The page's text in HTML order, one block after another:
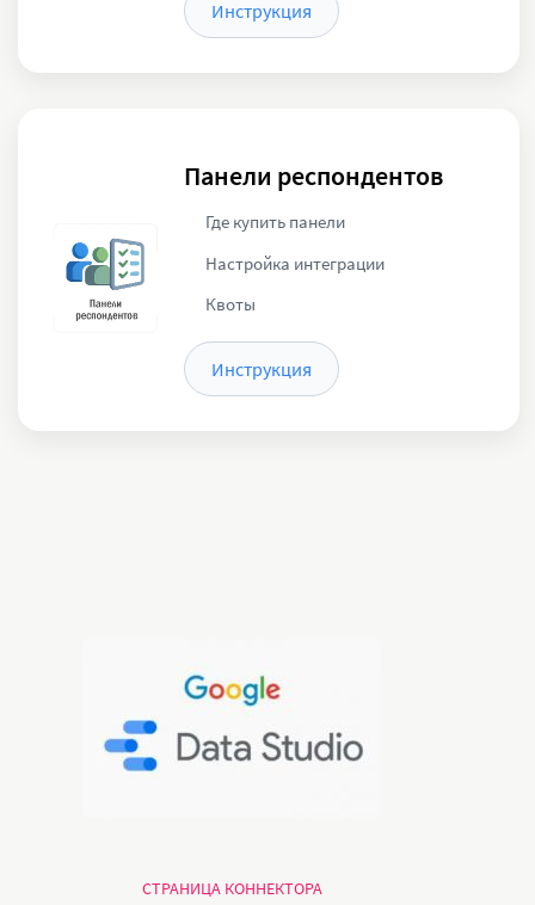
Инструкция
Панели респондентов
Где купить панели
Настройка интеграции
Квоты
Инструкция
СТРАНИЦА КОННЕКТОРА